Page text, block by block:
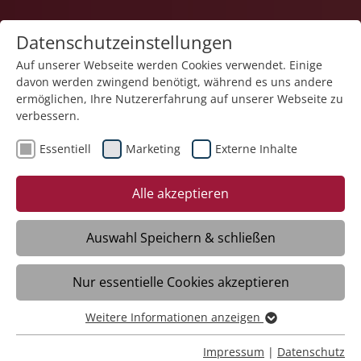
Neues
66 Absolventen der Liebenau Teilhabe
Datenschutzeinstellungen
Auf unserer Webseite werden Cookies verwendet. Einige
davon werden zwingend benötigt, während es uns andere
ermöglichen, Ihre Nutzererfahrung auf unserer Webseite zu
verbessern.
Essentiell Marketing Externe Inhalte
Alle akzeptieren
Auswahl Speichern & schließen
Nur essentielle Cookies akzeptieren
Essentiell
Essentielle Cookies werden für grundlegende Funktionen
Weitere Informationen anzeigen
Impressum | Datenschutz